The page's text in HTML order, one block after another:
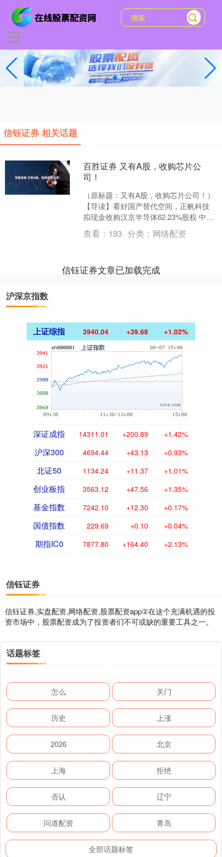
信钰证券 相关话题
百胜证券 又有A股，收购芯片公
司！
（原标题：又有A股，收购芯片公司！）
【导读】看好国产替代空间，正帆科技
拟现金收购汉京半导体62.23%股权 中国
基金报记者 庄佳 7月8日，正帆科技（证
券代码....
查看： 193 分类： 网络配资
信钰证券文章已加载完成
沪深京指数
上证综指 3940.04 +39.68 +1.02%
深证成指 14311.01 +200.89 +1.42%
沪深300 4694.44 +43.13 +0.93%
北证50 1134.24 +11.37 +1.01%
创业板指 3563.12 +47.56 +1.35%
基金指数 7242.10 +12.30 +0.17%
国债指数 229.69 +0.10 +0.04%
期指IC0 7877.80 +164.40 +2.13%
信钰证券
信钰证券,实盘配资,网络配资,股票配资app②在这个充满机遇的投
资市场中，股票配资成为了投资者们不可或缺的重要工具之一。
话题标签
怎么 关门
历史 上涨
2026 北京
上海 拒绝
否认 辽宁
问道配资 青岛
全部话题标签